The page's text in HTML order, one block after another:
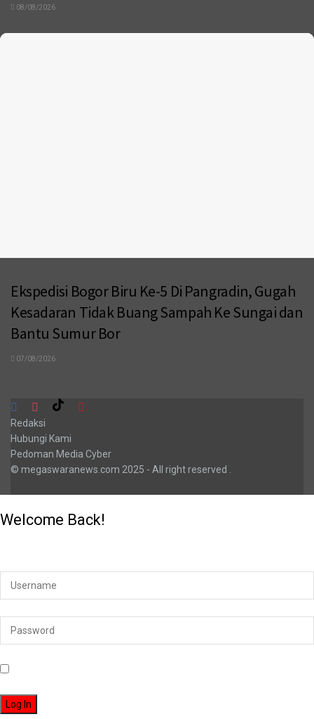
08/08/2026
Ekspedisi Bogor Biru Ke-5 Di Pangradin, Gugah
Kesadaran Tidak Buang Sampah Ke Sungai dan
Bantu Sumur Bor
07/08/2026
Redaksi
Hubungi Kami
Pedoman Media Cyber
© megaswaranews.com 2025 - All right reserved
Welcome Back!